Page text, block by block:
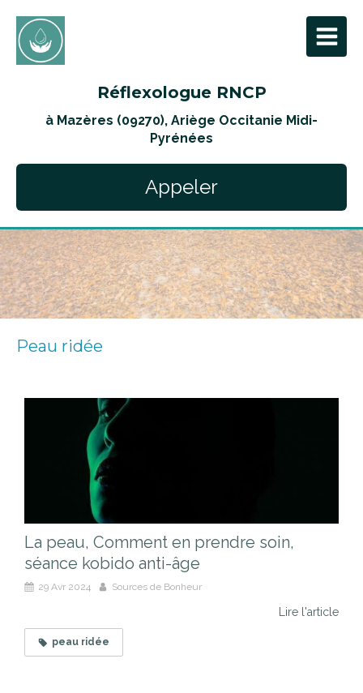
Réflexologue RNCP
à Mazères (09270), Ariège Occitanie Midi-
Pyrénées
Appeler
Peau ridée
La peau, Comment en prendre soin,
séance kobido anti-âge
29 Avr 2024 Sources de Bonheur
Lire l'article
peau ridée